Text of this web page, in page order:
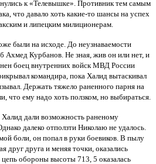
к «Телевышке». Противник тем самым
что давало хоть какие-то шансы на успех
и липецким милиционерам.
были на исходе. До неузнаваемости
Ахмед Курбанов. Не зная, жив он или нет, и
боец внутренних войск МВД России
командира, пока Халид вытаскивал
Держать тяжело раненного парня на
что ему надо хоть ползком, но выбираться.
дали возможность раненому
далеко отползти Николаю не удалось.
боли, он попал в руки боевиков. В пылу
друг друга и меняя точки, оказались
обороны высоты 713, 5 оказалась